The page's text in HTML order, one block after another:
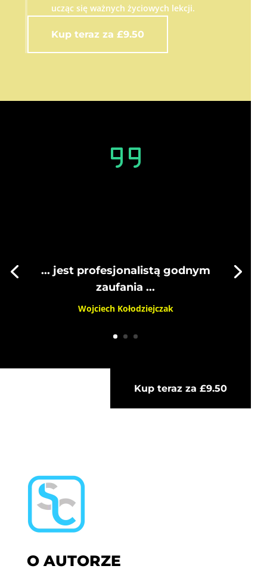
swoje oszczędności.
ucząc się ważnych życiowych lekcji.
Kup teraz za £9.50
... jest profesjonalistą godnym
zaufania ...
Wojciech Kołodziejczak
Kup teraz za £9.50
O AUTORZE